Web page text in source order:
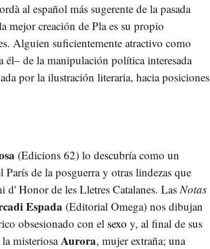
al español más sugerente de la pasada
mejor creación de Pla es su propio
Alguien suficientemente atractivo como
él– de la manipulación política interesada
por la ilustración literaria, hacia posiciones
(Edicions 62) lo descubría como un
de la posguerra y otras lindezas que
d' Honor de les Lletres Catalanes. Las Notas
Espada (Editorial Omega) nos dibujan
obsesionado con el sexo y, al final de sus
misteriosaAurora, mujer extraña; una